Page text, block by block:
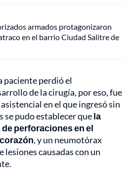
armados protagonizaron
en el barrio Ciudad Salitre de
paciente perdió el
de la cirugía, por eso, fue
en el que ingresó sin
se pudo establecer quela
perforaciones en el
, y un neumotórax
causadas con un